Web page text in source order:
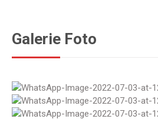
Galerie Foto